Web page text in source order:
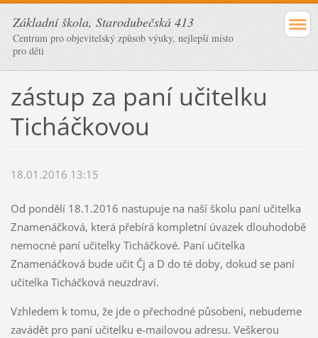
Základní škola, Starodubečská 413
Centrum pro objevitelský způsob výuky, nejlepší místo
pro děti
zástup za paní učitelku
Ticháčkovou
18.01.2016 13:15
Od pondělí 18.1.2016 nastupuje na naší školu paní učitelka
Znamenáčková, která přebírá kompletní úvazek dlouhodobě
nemocné paní učitelky Ticháčkové. Paní učitelka
Znamenáčková bude učit Čj a D do té doby, dokud se paní
učitelka Ticháčková neuzdraví.
Vzhledem k tomu, že jde o přechodné působení, nebudeme
zavádět pro paní učitelku e-mailovou adresu. Veškerou